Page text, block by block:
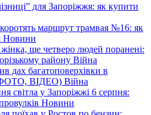
для Запоріжжя: як купити
маршрут трамвая №16: як
Новини
ще четверо людей поранені:
району Війна
дах багатоповерхівки в
(ФОТО, ВІДЕО) Війна
світла у Запоріжжі 6 серпня:
Новини